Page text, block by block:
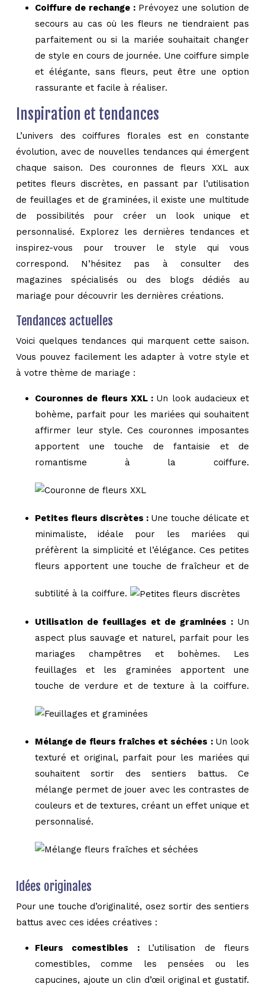
Coiffure de rechange : Prévoyez une solution de
secours au cas où les fleurs ne tiendraient pas
parfaitement ou si la mariée souhaitait changer
de style en cours de journée. Une coiffure simple
et élégante, sans fleurs, peut être une option
rassurante et facile à réaliser.
Inspiration et tendances
L’univers des coiffures florales est en constante
évolution, avec de nouvelles tendances qui émergent
chaque saison. Des couronnes de fleurs XXL aux
petites fleurs discrètes, en passant par l’utilisation
de feuillages et de graminées, il existe une multitude
de possibilités pour créer un look unique et
personnalisé. Explorez les dernières tendances et
inspirez-vous pour trouver le style qui vous
correspond. N’hésitez pas à consulter des
magazines spécialisés ou des blogs dédiés au
mariage pour découvrir les dernières créations.
Tendances actuelles
Voici quelques tendances qui marquent cette saison.
Vous pouvez facilement les adapter à votre style et
à votre thème de mariage :
Couronnes de fleurs XXL : Un look audacieux et
bohème, parfait pour les mariées qui souhaitent
affirmer leur style. Ces couronnes imposantes
apportent une touche de fantaisie et de
romantisme à la coiffure.
Petites fleurs discrètes : Une touche délicate et
minimaliste, idéale pour les mariées qui
préfèrent la simplicité et l’élégance. Ces petites
fleurs apportent une touche de fraîcheur et de
subtilité à la coiffure.
Utilisation de feuillages et de graminées : Un
aspect plus sauvage et naturel, parfait pour les
mariages champêtres et bohèmes. Les
feuillages et les graminées apportent une
touche de verdure et de texture à la coiffure.
Mélange de fleurs fraîches et séchées : Un look
texturé et original, parfait pour les mariées qui
souhaitent sortir des sentiers battus. Ce
mélange permet de jouer avec les contrastes de
couleurs et de textures, créant un effet unique et
personnalisé.
Idées originales
Pour une touche d’originalité, osez sortir des sentiers
battus avec ces idées créatives :
Fleurs comestibles : L’utilisation de fleurs
comestibles, comme les pensées ou les
capucines, ajoute un clin d’œil original et gustatif.